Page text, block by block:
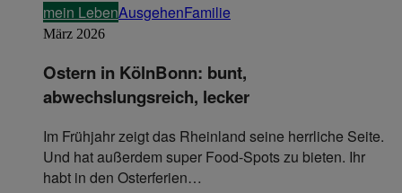
mein LebenAusgehenFamilie
März 2026
Ostern in KölnBonn: bunt,
abwechslungsreich, lecker
Im Frühjahr zeigt das Rheinland seine herrliche Seite.
Und hat außerdem super Food-Spots zu bieten. Ihr
habt in den Osterferien…